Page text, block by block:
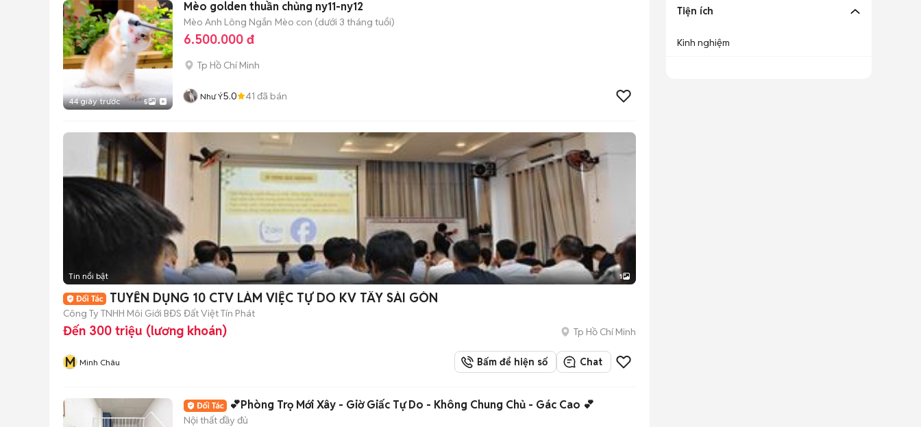
44 giây trước 5
Mèo golden thuần chủng ny11-ny12
Mèo Anh Lông Ngắn Mèo con (dưới 3 tháng tuổi)
6.500.000 đ
Tp Hồ Chí Minh
Như Ý5.0 41 đã bán
Tin nổi bật 1
TUYỂN DỤNG 10 CTV LÀM VIỆC TỰ DO KV TÂY SÀI GÒN
Công Ty TNHH Môi Giới BĐS Đất Việt Tín Phát
Đến 300 triệu (lương khoán) Tp Hồ Chí Minh
M Minh Châu Bấm để hiện số Chat
💕Phòng Trọ Mới Xây - Giờ Giấc Tự Do - Không Chung Chủ - Gác Cao 💕
Nội thất đầy đủ
Tiện ích
Kinh nghiệm